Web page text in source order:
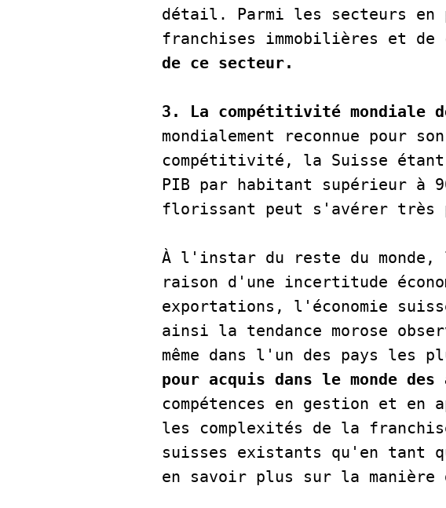
détail. Parmi les secteurs en
franchises immobilières et
de ce secteur.
3. La compétitivité mondiale
mondialement reconnue pour
compétitivité, la Suisse
PIB par habitant supérieur à
florissant peut s'avérer très
À l'instar du reste du monde,
raison d'une incertitude
exportations, l'économie
ainsi la tendance morose
même dans l'un des pays les
pour acquis dans le monde
compétences en gestion et en
les complexités de la
suisses existants qu'en tant
en savoir plus sur la